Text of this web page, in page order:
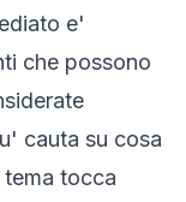
e'
che possono
cauta su cosa
tocca